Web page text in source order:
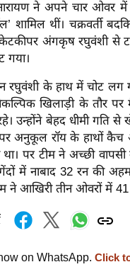
ने अपने चार ओवर
शामिल थीं। चक्रवर्ती
अंगकृष रघुवंशी से
रघुवंशी के हाथ में चोट
खिलाड़ी के तौर
उन्होंने बेहद धीमी गति
अनुकूल रॉय के हाथों कैच
पर टीम ने अच्छी
में नाबाद 32 रन की
ने आखिरी तीन ओवरों में 41
on WhatsApp. Click